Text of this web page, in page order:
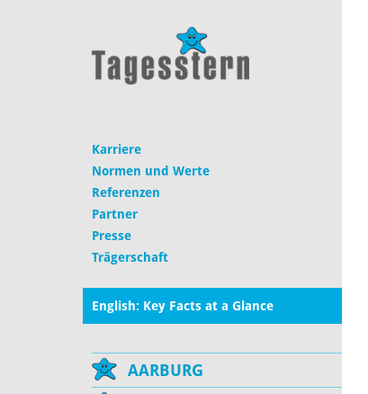
Karriere
Normen und Werte
Referenzen
Partner
Presse
Trägerschaft
English: Key Facts at a Glance
AARBURG